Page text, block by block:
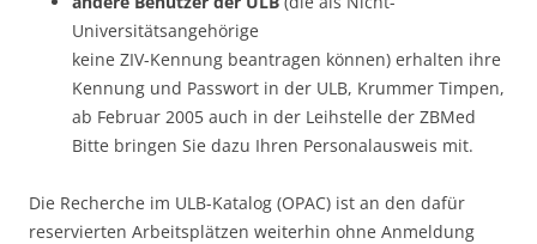
Universitätsangehörige
keine ZIV-Kennung beantragen können) erhalten ihre
Kennung und Passwort in der ULB, Krummer Timpen,
ab Februar 2005 auch in der Leihstelle der ZBMed
Bitte bringen Sie dazu Ihren Personalausweis mit.
Die Recherche im ULB-Katalog (OPAC) ist an den dafür
reservierten Arbeitsplätzen weiterhin ohne Anmeldung